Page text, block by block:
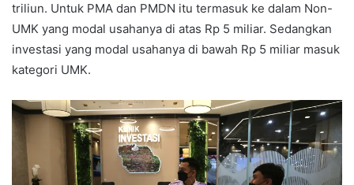
triliun. Untuk PMA dan PMDN itu termasuk ke dalam Non-
UMK yang modal usahanya di atas Rp 5 miliar. Sedangkan
investasi yang modal usahanya di bawah Rp 5 miliar masuk
kategori UMK.